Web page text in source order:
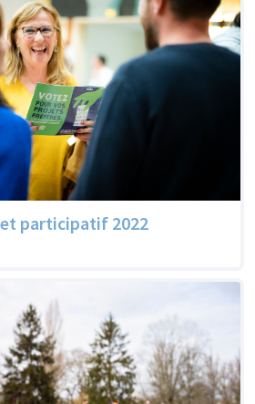
participatif 2022